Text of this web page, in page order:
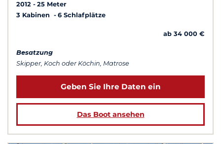
2012
25 Meter
3 Kabinen
6 Schlafplätze
ab 34 000 €
Besatzung
Skipper, Koch oder Köchin, Matrose
Geben Sie Ihre Daten ein
Das Boot ansehen